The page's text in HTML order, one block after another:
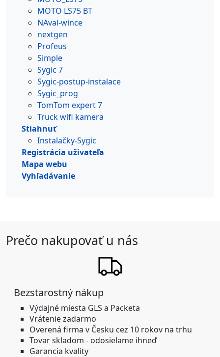
MOTO LS75 BT
NAval-wince
nextgen
Profeus
Simple
Sygic 7
Sygic-postup-instalace
Sygic_prog
TomTom expert 7
Truck wifi kamera
Stiahnuť
Instalačky-Sygic
Registrácia uživateľa
Mapa webu
Vyhľadávanie
Prečo nakupovať u nás
Bezstarostný nákup
Výdajné miesta GLS a Packeta
Vrátenie zadarmo
Overená firma v Česku cez 10 rokov na trhu
Tovar skladom - odosielame ihneď
Garancia kvality